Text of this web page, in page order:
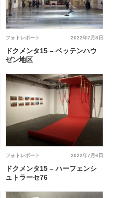
2022年7月8日
フォトレポート
ドクメンタ15 – ベッテンハウ
ゼン地区
2022年7月6日
フォトレポート
ドクメンタ15 – ハーフェンシ
ュトラーセ76